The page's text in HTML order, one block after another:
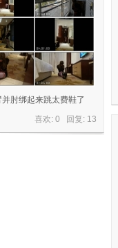
肘绑起来跳太费鞋了
喜欢: 0 回复: 13